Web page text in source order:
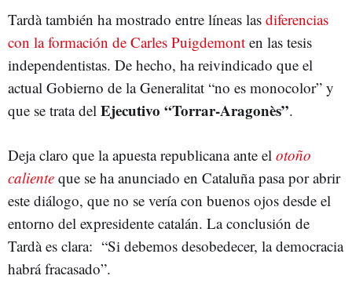
Tardà también ha mostrado entre líneas las diferencias
con la formación de Carles Puigdemont en las tesis
independentistas. De hecho, ha reivindicado que el
actual Gobierno de la Generalitat “no es monocolor” y
que se trata del Ejecutivo “Torrar-Aragonès”.
Deja claro que la apuesta republicana ante el otoño
caliente que se ha anunciado en Cataluña pasa por abrir
este diálogo, que no se vería con buenos ojos desde el
entorno del expresidente catalán. La conclusión de
Tardà es clara: “Si debemos desobedecer, la democracia
habrá fracasado”.